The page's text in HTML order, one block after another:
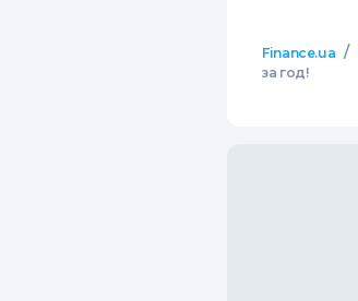
Finance.ua /
за год!